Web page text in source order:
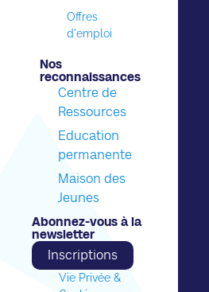
Offres
d'emploi
Nos
reconnaissances​
Centre de
Ressources
Education
permanente
Maison des
Jeunes
Abonnez-vous à la
newsletter​
Inscriptions
Vie Privée &